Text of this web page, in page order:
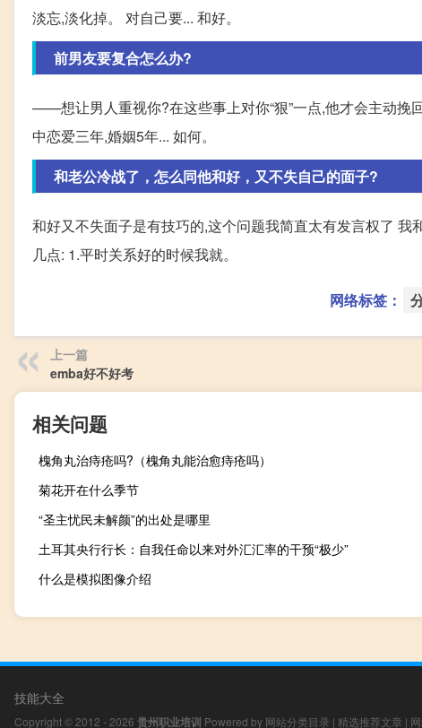
淡忘,淡化掉。 对自己要... 和好。
前男友要复合怎么办?
——想让男人重视你?在这些事上对你“狠”一点,他才会主动挽
中恋爱三年,婚姻5年... 如何。
和老公冷战了，怎么同他和好，又不失自己的面子?
和好又不失面子是有技巧的,这个问题我简直太有发言权了
几点: 1.平时关系好的时候我就。
网络标签：
上一篇
emba好不好考
相关问题
槐角丸治痔疮吗?（槐角丸能治愈痔疮吗）
菊花开在什么季节
“圣主忧民未解颜”的出处是哪里
土耳其央行行长：自我任命以来对外汇汇率的干预“极少”
什么是模拟图像介绍
技能大全
Copyright © 2012 - 2026 贵州职业培训 Powered by 网站分类目录 | 精选推荐文章 |